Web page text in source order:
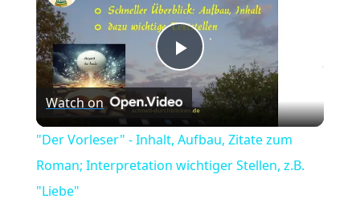
Play
Video
Watch on
"Der Vorleser" - Inhalt, Aufbau, Zitate zum
Roman; Interpretation wichtiger Stellen, z.B.
"Liebe"